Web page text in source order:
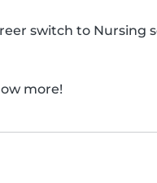
switch to Nursing
more!